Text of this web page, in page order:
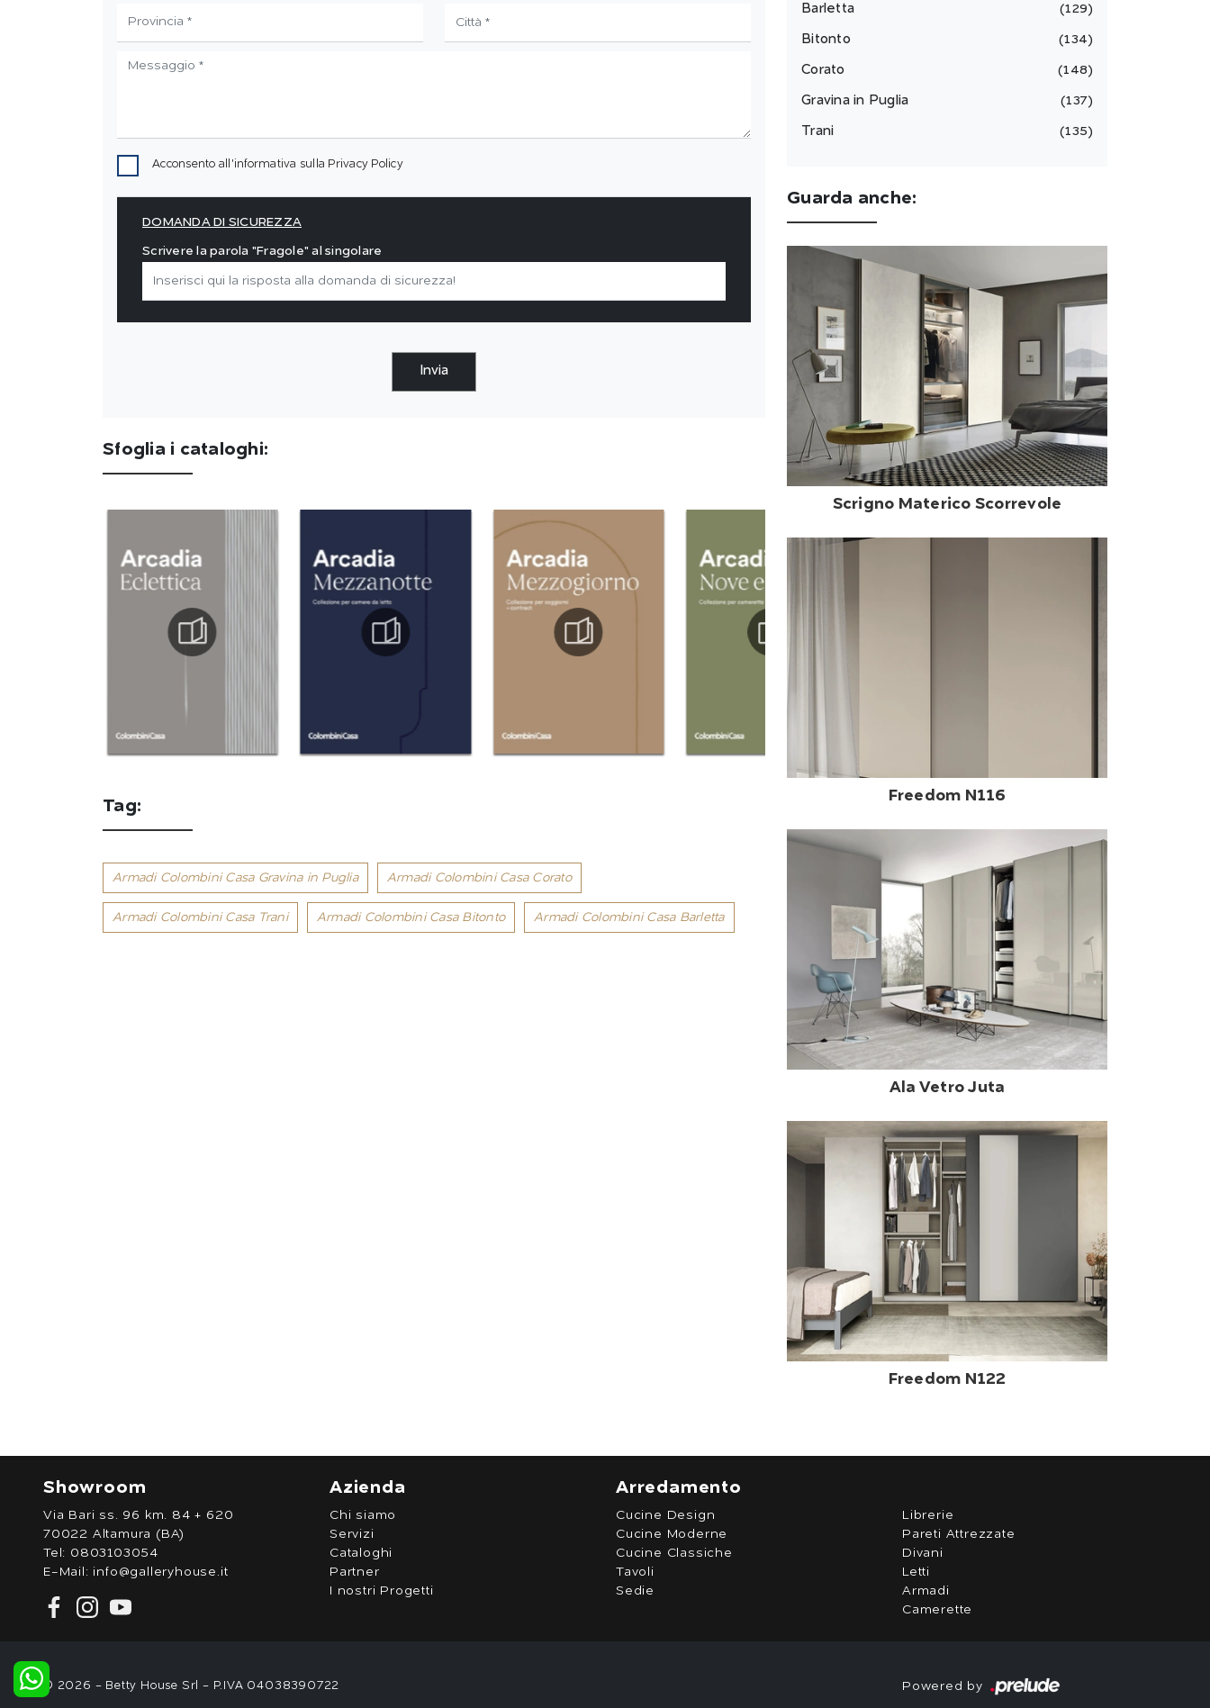
Acconsento all'informativa sulla Privacy Policy
DOMANDA DI SICUREZZA
Scrivere la parola "Fragole" al singolare
Invia
Sfoglia i cataloghi:
Tag:
Armadi Colombini Casa Gravina in Puglia Armadi Colombini Casa Corato
Armadi Colombini Casa Trani Armadi Colombini Casa Bitonto Armadi Colombini Casa Barletta
Barletta 129
Bitonto 134
Corato 148
Gravina in Puglia 137
Trani 135
Guarda anche:
Scrigno Materico Scorrevole
Freedom N116
Ala Vetro Juta
Freedom N122
Showroom
Via Bari ss. 96 km. 84 + 620
70022 Altamura (BA)
Tel: 0803103054
E-Mail: info@galleryhouse.it
Azienda
Chi siamo
Servizi
Cataloghi
Partner
I nostri Progetti
Arredamento
Cucine Design
Cucine Moderne
Cucine Classiche
Tavoli
Sedie
Librerie
Pareti Attrezzate
Divani
Letti
Armadi
Camerette
© 2026 - Betty House Srl - P.IVA 04038390722 Powered by